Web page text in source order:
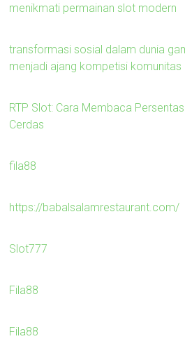
menikmati permainan slot modern
transformasi sosial dalam dunia
menjadi ajang kompetisi komunitas
RTP Slot: Cara Membaca
Cerdas
fila88
https://babalsalamrestaurant.com/
Slot777
Fila88
Fila88